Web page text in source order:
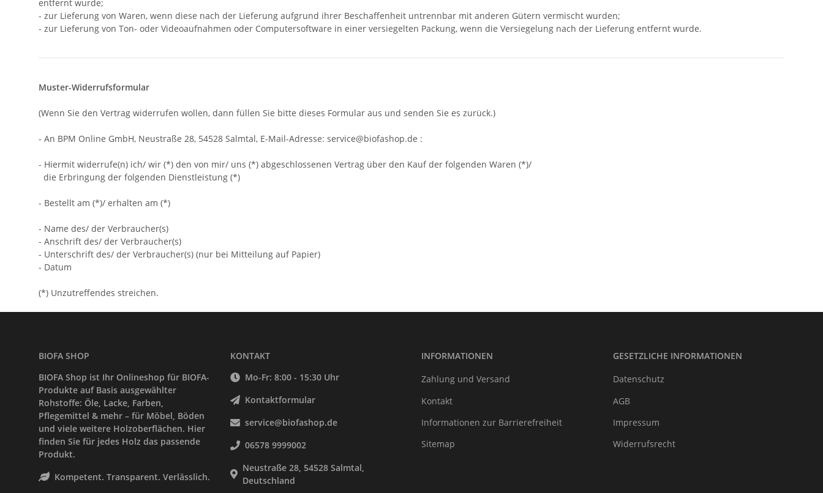
entfernt wurde;
- zur Lieferung von Waren, wenn diese nach der Lieferung aufgrund ihrer Beschaffenheit untrennbar mit anderen Gütern vermischt wurden;
- zur Lieferung von Ton- oder Videoaufnahmen oder Computersoftware in einer versiegelten Packung, wenn die Versiegelung nach der Lieferung entfernt wurde.
Muster-Widerrufsformular
(Wenn Sie den Vertrag widerrufen wollen, dann füllen Sie bitte dieses Formular aus und senden Sie es zurück.)
- An BPM Online GmbH, Neustraße 28, 54528 Salmtal, E-Mail-Adresse: service@biofashop.de :
- Hiermit widerrufe(n) ich/ wir (*) den von mir/ uns (*) abgeschlossenen Vertrag über den Kauf der folgenden Waren (*)/
die Erbringung der folgenden Dienstleistung (*)
- Bestellt am (*)/ erhalten am (*)
- Name des/ der Verbraucher(s)
- Anschrift des/ der Verbraucher(s)
- Unterschrift des/ der Verbraucher(s) (nur bei Mitteilung auf Papier)
- Datum
(*) Unzutreffendes streichen.
BIOFA SHOP
BIOFA Shop ist Ihr Onlineshop für BIOFA-
Produkte auf Basis ausgewählter
Rohstoffe: Öle, Lacke, Farben,
Pflegemittel & mehr – für Möbel, Böden
und viele weitere Holzoberflächen. Hier
finden Sie für jedes Holz das passende
Produkt.
Kompetent. Transparent. Verlässlich.
KONTAKT
Mo-Fr: 8:00 - 15:30 Uhr
Kontaktformular
service@biofashop.de
06578 9999002
Neustraße 28, 54528 Salmtal,
Deutschland
INFORMATIONEN
Zahlung und Versand
Kontakt
Informationen zur Barrierefreiheit
Sitemap
GESETZLICHE INFORMATIONEN
Datenschutz
AGB
Impressum
Widerrufsrecht